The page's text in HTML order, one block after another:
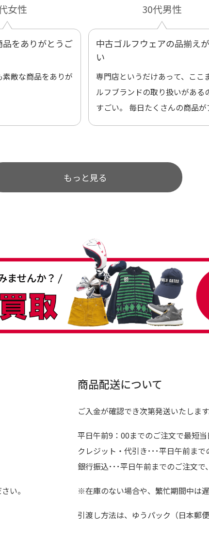
女性
をありがとうご
敵な商品をありが
30代男性
中古ゴルフウェアの品揃え
い
専門店というだけあって、ここ
ルフブランドの取り扱いがある
すごい。 毎日たくさんの商品が
プされているので新作チェック
もっと見る
い。
商品配送について
ご入金が確認でき次第発送いたします
平日午前9：00までのご注文で最短
クレジット・代引き･･･平日午前ま
銀行振込･･･平日午前までのご注文
※在庫のない場合や、繁忙期間中は遅
引渡し方法は、ゆうパック（日本郵